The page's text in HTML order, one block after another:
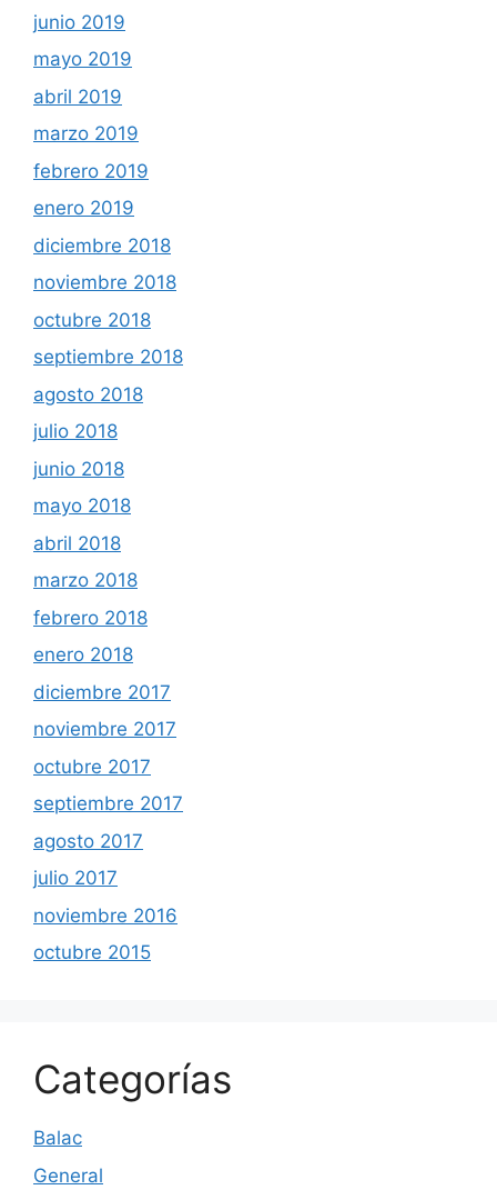
junio 2019
mayo 2019
abril 2019
marzo 2019
febrero 2019
enero 2019
diciembre 2018
noviembre 2018
octubre 2018
septiembre 2018
agosto 2018
julio 2018
junio 2018
mayo 2018
abril 2018
marzo 2018
febrero 2018
enero 2018
diciembre 2017
noviembre 2017
octubre 2017
septiembre 2017
agosto 2017
julio 2017
noviembre 2016
octubre 2015
Categorías
Balac
General